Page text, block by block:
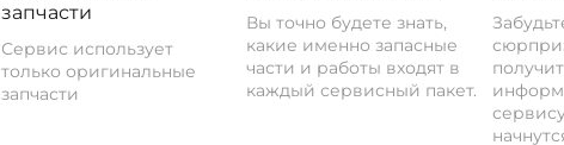
запчасти
Сервис использует
только оригинальные
запчасти
Вы точно будете знать,
какие именно запасные
части и работы входят в
каждый сервисный пакет.